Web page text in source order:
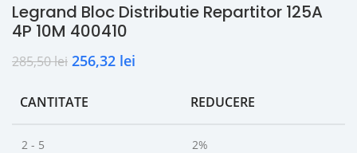
Legrand Bloc Distributie Repartitor 125A
4P 10M 400410
285,50lei 256,32 lei
CANTITATE REDUCERE
2 - 5 2%